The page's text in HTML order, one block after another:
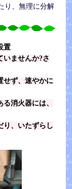
り、無理に分解
置
いませんか?さ
せず、速やかに
消火器には、
り、いたずらし